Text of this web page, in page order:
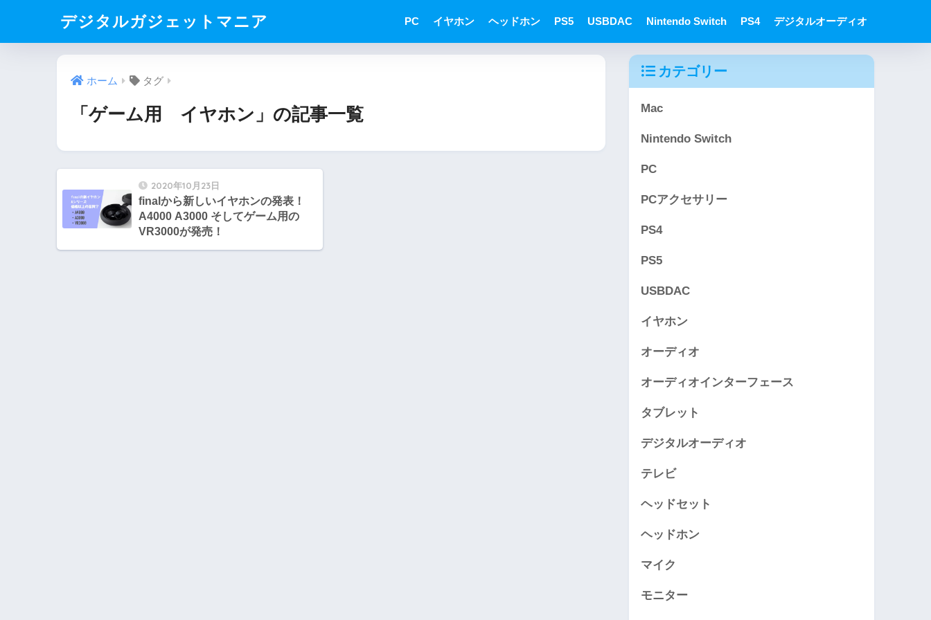
デジタルガジェットマニア PC イヤホン ヘッドホン PS5 USBDAC Nintendo Switch PS4 デジタルオーディオ
ホーム タグ
「ゲーム用 イヤホン」の記事一覧
2020年10月23日
finalから新しいイヤホンの発表！
A4000 A3000 そしてゲーム用の
VR3000が発売！
カテゴリー
Mac
Nintendo Switch
PC
PCアクセサリー
PS4
PS5
USBDAC
イヤホン
オーディオ
オーディオインターフェース
タブレット
デジタルオーディオ
テレビ
ヘッドセット
ヘッドホン
マイク
モニター